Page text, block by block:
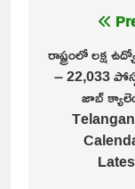
navigation
రాష్ట్రంలో లక్ష
– 22,033
జాబ్